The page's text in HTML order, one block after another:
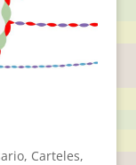
, Carteles,